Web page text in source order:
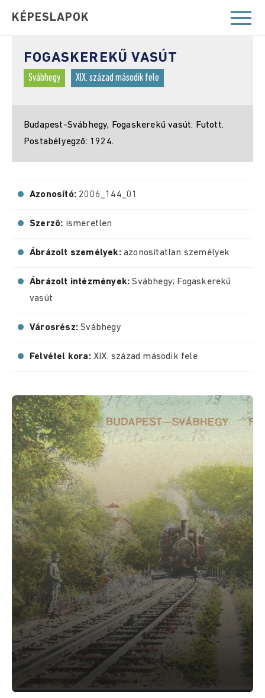
KÉPESLAPOK
FOGASKEREKŰ VASÚT
Svábhegy XIX. század második fele
Budapest-Svábhegy, Fogaskerekű vasút. Futott.
Postabélyegző: 1924.
Azonosító: 2006_144_01
Szerző: ismeretlen
Ábrázolt személyek: azonosítatlan személyek
Ábrázolt intézmények:Svábhegy; Fogaskerekű
vasút
Városrész:Svábhegy
Felvétel kora: XIX. század második fele